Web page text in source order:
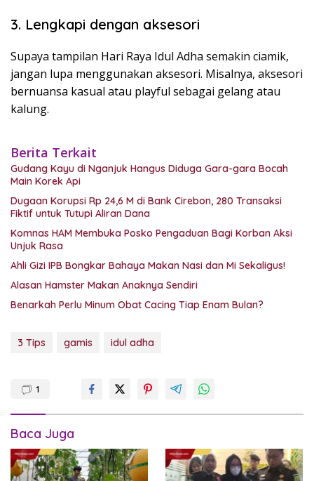
3. Lengkapi dengan aksesori
Supaya tampilan Hari Raya Idul Adha semakin ciamik,
jangan lupa menggunakan aksesori. Misalnya, aksesori
bernuansa kasual atau playful sebagai gelang atau
kalung.
Berita Terkait
Gudang Kayu di Nganjuk Hangus Diduga Gara-gara Bocah
Main Korek Api
Dugaan Korupsi Rp 24,6 M di Bank Cirebon, 280 Transaksi
Fiktif untuk Tutupi Aliran Dana
Komnas HAM Membuka Posko Pengaduan Bagi Korban Aksi
Unjuk Rasa
Ahli Gizi IPB Bongkar Bahaya Makan Nasi dan Mi Sekaligus!
Alasan Hamster Makan Anaknya Sendiri
Benarkah Perlu Minum Obat Cacing Tiap Enam Bulan?
3 Tips gamis idul adha
1
Baca Juga